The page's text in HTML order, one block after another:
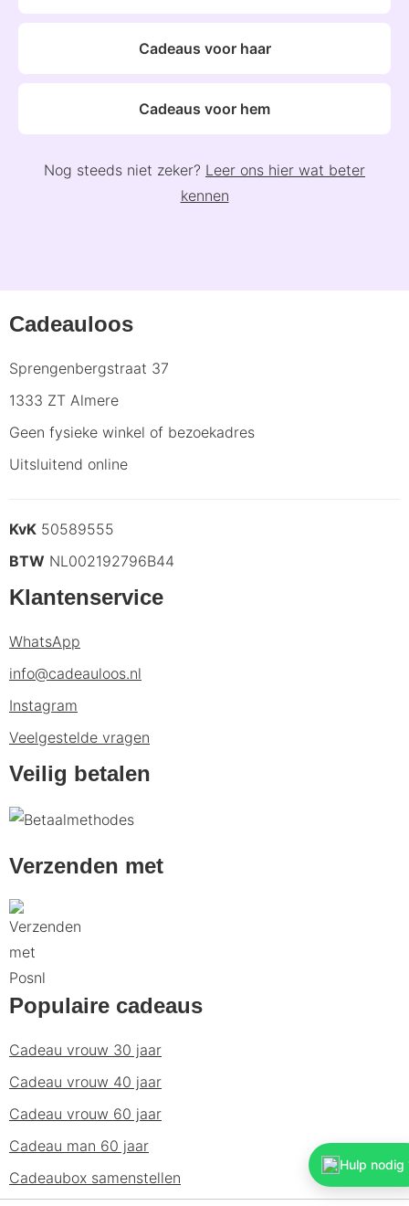
Hulp nodig
Cadeaus voor haar
Cadeaus voor hem
Nog steeds niet zeker? Leer ons hier wat beter
kennen
Cadeauloos
Sprengenbergstraat 37
1333 ZT Almere
Geen fysieke winkel of bezoekadres
Uitsluitend online
KvK 50589555
BTW NL002192796B44
Klantenservice
WhatsApp
info@cadeauloos.nl
Instagram
Veelgestelde vragen
Veilig betalen
Verzenden met
Populaire cadeaus
Cadeau vrouw 30 jaar
Cadeau vrouw 40 jaar
Cadeau vrouw 60 jaar
Cadeau man 60 jaar
Cadeaubox samenstellen